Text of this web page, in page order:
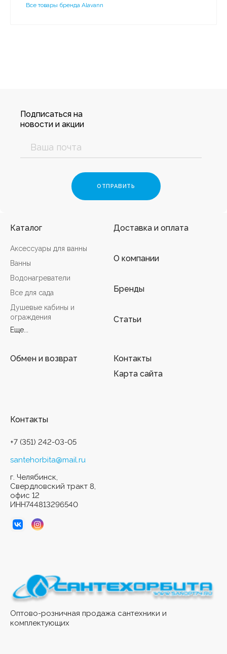
Все товары бренда Alavann
Подписаться на
новости и акции
Оптово-розничная продажа сантехники и
комплектующих
Каталог
Аксессуары для ванны
Ванны
Водонагреватели
Все для сада
Душевые кабины и
ограждения
Еще...
Доставка и оплата
О компании
Бренды
Статьи
Обмен и возврат
Контакты
Карта сайта
Контакты
+7 (351) 242-03-05
santehorbita@mail.ru
г. Челябинск,
Свердловский тракт 8,
офис 12
ИНН744813296540